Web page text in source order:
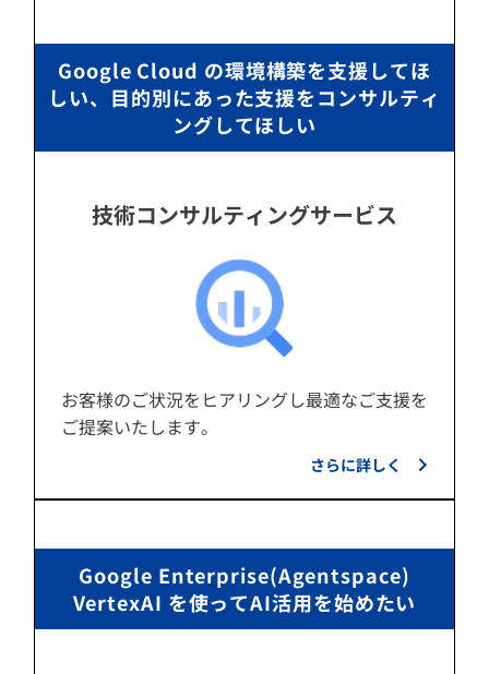
Google Cloud の環境構築を支援してほ
しい、目的別にあった支援をコンサルティ
ングしてほしい
技術コンサルティングサービス
お客様のご状況をヒアリングし最適なご支援を
ご提案いたします。
さらに詳しく
Google Enterprise(Agentspace)
VertexAI を使ってAI活用を始めたい